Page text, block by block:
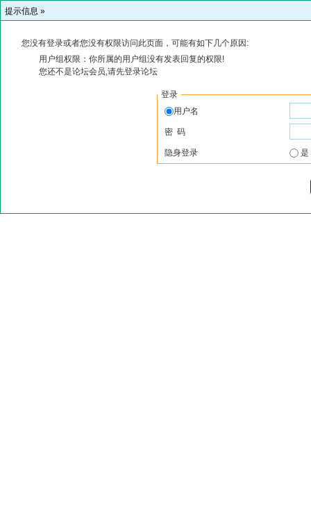
提示信息 »
您没有登录或者您没有权限访问此页面，可能有如下几个原因:
用户组权限：你所属的用户组没有发表回复的权限!
您还不是论坛会员,请先登录论坛
登录
用户名
密 码
隐身登录